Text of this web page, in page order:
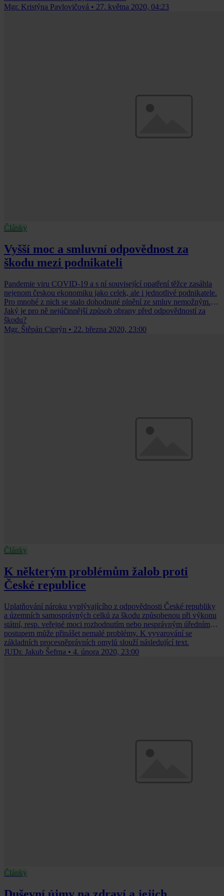
Mgr. Kristýna Pavlovičová • 27. května 2020, 04:23
Články
Vyšší moc a smluvní odpovědnost za
škodu mezi podnikateli
Pandemie viru COVID-19 a s ní související opatření těžce zasáhla
nejenom českou ekonomiku jako celek, ale i jednotlivé podnikatele.
Pro mnohé z nich se stalo dohodnuté plnění ze smluv nemožným.
Jaký je pro ně nejúčinnější způsob obrany před odpovědností za
škodu?
Mgr. Štěpán Ciprýn • 22. března 2020, 23:00
Články
K některým problémům žalob proti
České republice
Uplatňování nároku vyplývajícího z odpovědnosti České republiky
a územních samosprávných celků za škodu způsobenou při výkonu
státní, resp. veřejné moci rozhodnutím nebo nesprávným úředním
postupem může přinášet nemalé problémy. K vyvarování se
základních procesněprávních omylů slouží následující text.
JUDr. Jakub Šefrna • 4. února 2020, 23:00
Články